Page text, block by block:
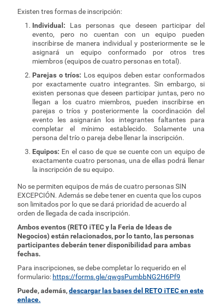
Existen tres formas de inscripción:
Individual: Las personas que deseen participar del
evento, pero no cuentan con un equipo pueden
inscribirse de manera individual y posteriormente se le
asignará un equipo conformado por otros tres
miembros (equipos de cuatro personas en total).
Parejas o tríos: Los equipos deben estar conformados
por exactamente cuatro integrantes. Sin embargo, si
existen personas que deseen participar juntas, pero no
llegan a los cuatro miembros, pueden inscribirse en
parejas o tríos y posteriormente la coordinación del
evento les asignarán los integrantes faltantes para
completar el mínimo establecido. Solamente una
persona del trío o pareja debe llenar la inscripción.
Equipos: En el caso de que se cuente con un equipo de
exactamente cuatro personas, una de ellas podrá llenar
la inscripción de su equipo.
No se permiten equipos de más de cuatro personas SIN
EXCEPCIÓN. Además se debe tener en cuenta que los cupos
son limitados por lo que se dará prioridad de acuerdo al
orden de llegada de cada inscripción.
Ambos eventos (RETO iTEC y la Feria de Ideas de
Negocios) están relacionados, por lo tanto, las personas
participantes deberán tener disponibilidad para ambas
fechas.
Para inscripciones, se debe completar lo requerido en el
formulario: https://forms.gle/qwgsPumbbNG2H6Pf9
Puede, además,descargar las bases del RETO iTEC en este
enlace.